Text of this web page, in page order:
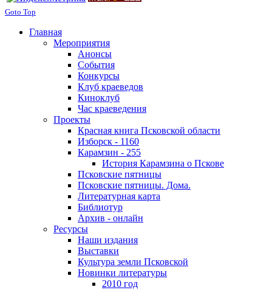
Goto Top
Главная
Мероприятия
Анонсы
События
Конкурсы
Клуб краеведов
Киноклуб
Час краеведения
Проекты
Красная книга Псковской области
Изборск - 1160
Карамзин - 255
История Карамзина о Пскове
Псковские пятницы
Псковские пятницы. Дома.
Литературная карта
Библиотур
Архив - онлайн
Ресурсы
Наши издания
Выставки
Культура земли Псковской
Новинки литературы
2010 год